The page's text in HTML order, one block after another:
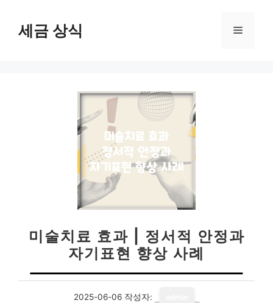
세금 상식 메
미술치료 효과 | 정서적 안정과
자기표현 향상 사례
2025-06-06 작성자: